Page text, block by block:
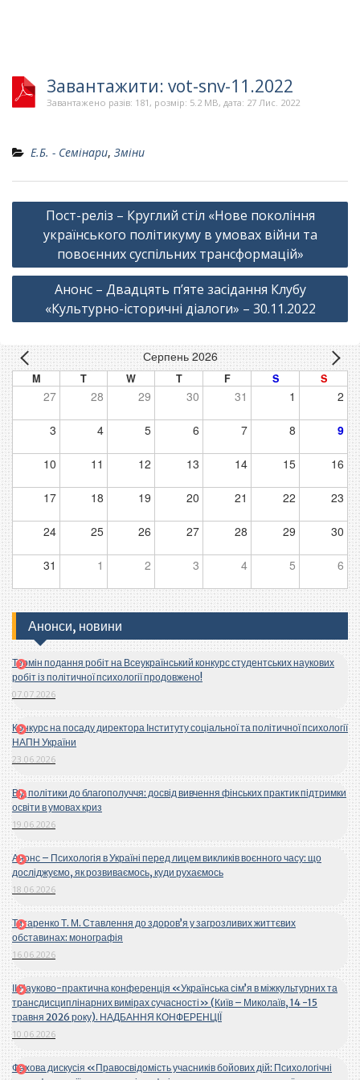
Завантажити: vot-snv-11.2022
Завантажено разів: 181, розмір: 5.2 MB, дата: 27 Лис. 2022
Е.Б. - Семінари, Зміни
Навігація
записів
Пост-реліз – Круглий стіл «Нове покоління
українського політикуму в умовах війни та
повоєнних суспільних трансформацій»
Анонс – Двадцять п’яте засідання Клубу
«Культурно-історичні діалоги» – 30.11.2022
Серпень 2026
M T W T F S S
27 28 29 30 31 1 2
3 4 5 6 7 8 9
10 11 12 13 14 15 16
17 18 19 20 21 22 23
24 25 26 27 28 29 30
31 1 2 3 4 5 6
Анонси, новини
Термін подання робіт на Всеукраїнський конкурс студентських наукових
робіт із політичної психології продовжено!
07.07.2026
Конкурс на посаду директора Інституту соціальної та політичної психології
НАПН України
23.06.2026
Від політики до благополуччя: досвід вивчення фінських практик підтримки
освіти в умовах криз
19.06.2026
Анонс – Психологія в Україні перед лицем викликів воєнного часу: що
досліджуємо, як розвиваємось, куди рухаємось
18.06.2026
Титаренко Т. М. Ставлення до здоров’я у загрозливих життєвих
обставинах: монографія
16.06.2026
ІІ Науково-практична конференція «Українська сім’я в міжкультурних та
трансдисциплінарних вимірах сучасності» (Київ – Миколаїв, 14 -15
травня 2026 року). НАДБАННЯ КОНФЕРЕНЦІЇ
10.06.2026
Фахова дискусія «Правосвідомість учасників бойових дій: Психологічні